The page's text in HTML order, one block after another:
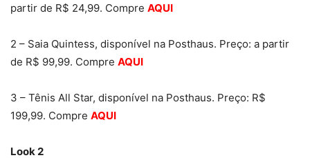
partir de R$ 24,99. Compre AQUI
2 – Saia Quintess, disponível na Posthaus. Preço: a partir
de R$ 99,99. Compre AQUI
3 – Tênis All Star, disponível na Posthaus. Preço: R$
199,99. Compre AQUI
Look 2